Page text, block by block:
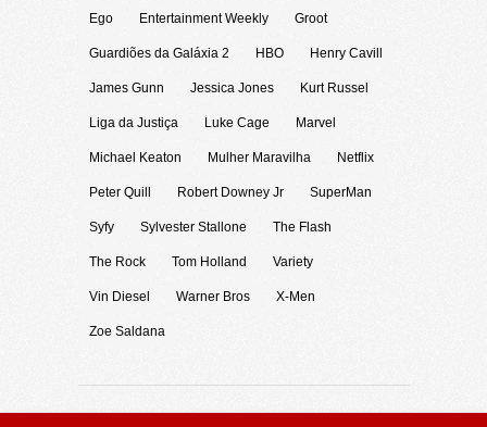
Ego Entertainment Weekly Groot
Guardiões da Galáxia 2 HBO Henry Cavill
James Gunn Jessica Jones Kurt Russel
Liga da Justiça Luke Cage Marvel
Michael Keaton Mulher Maravilha Netflix
Peter Quill Robert Downey Jr SuperMan
Syfy Sylvester Stallone The Flash
The Rock Tom Holland Variety
Vin Diesel Warner Bros X-Men
Zoe Saldana